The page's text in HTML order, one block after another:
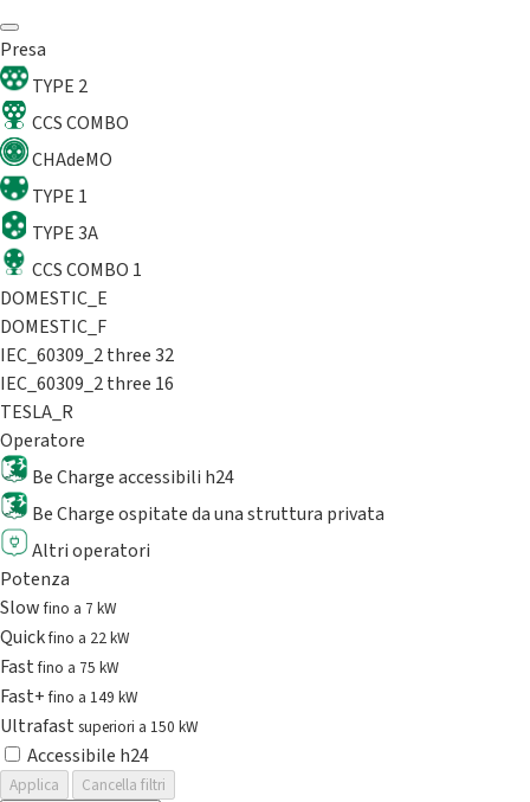
Presa
TYPE 2
CCS COMBO
CHAdeMO
TYPE 1
TYPE 3A
CCS COMBO 1
DOMESTIC_E
DOMESTIC_F
IEC_60309_2 three 32
IEC_60309_2 three 16
TESLA_R
Operatore
Be Charge accessibili h24
Be Charge ospitate da una struttura privata
Altri operatori
Potenza
Slowfino a 7 kW
Quickfino a 22 kW
Fastfino a 75 kW
Fast+fino a 149 kW
Ultrafast superiori a 150 kW
Accessibile h24
Applica
Cancella filtri